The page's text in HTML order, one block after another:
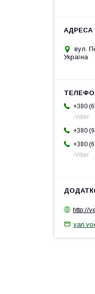
вул.
Україна
+380
-Viber
+380
+380
-Viber
http://